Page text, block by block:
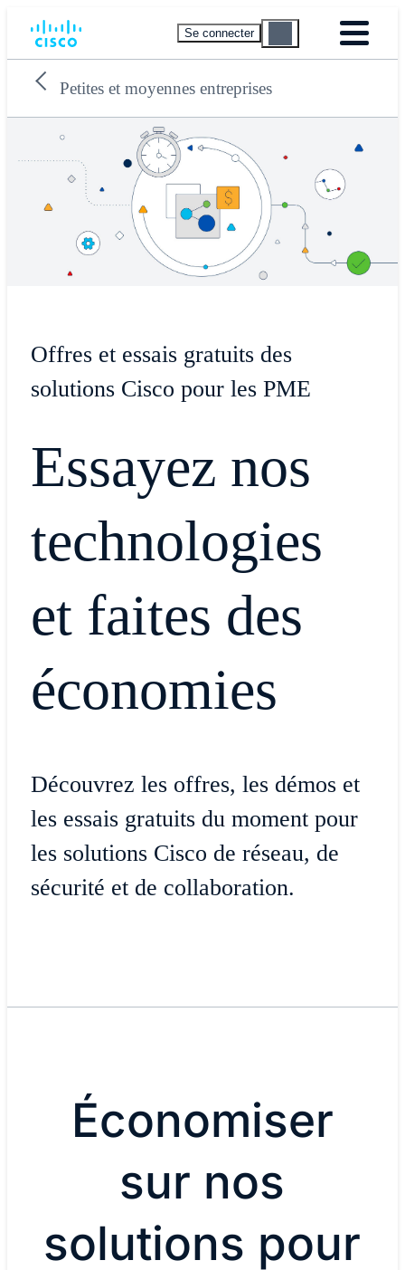
Se connecter
Petites et moyennes entreprises
Offres et essais gratuits des
solutions Cisco pour les PME
Essayez nos
technologies
et faites des
économies
Découvrez les offres, les démos et
les essais gratuits du moment pour
les solutions Cisco de réseau, de
sécurité et de collaboration.
Économiser
sur nos
solutions pour